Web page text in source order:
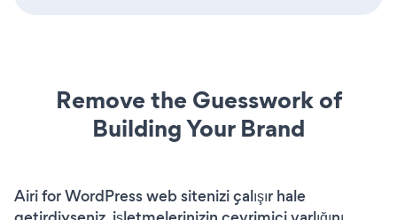
Remove the Guesswork of
Building Your Brand
Airi for WordPress web sitenizi çalışır hale